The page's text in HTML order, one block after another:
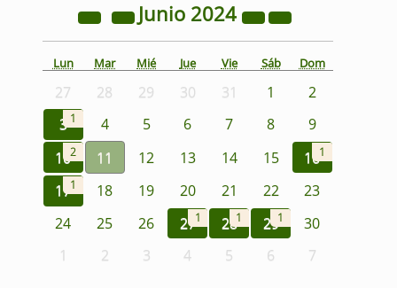
Junio 2024
Lun Mar Mié Jue Vie Sáb Dom
27 28 29 30 31 1
2
3 1 4 5 6 7 8
9
102 11 12 13 14 15 161
171 18 19 20 21 22
23
24
25 26 271 281 291
30
1
2 3 4 5 6 7